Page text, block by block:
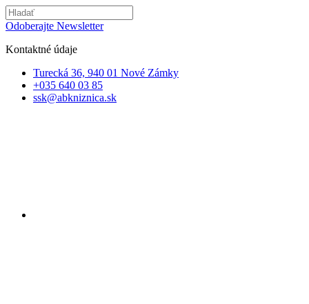
Odoberajte Newsletter
Kontaktné údaje
Turecká 36, 940 01 Nové Zámky
+035 640 03 85
ssk@abkniznica.sk